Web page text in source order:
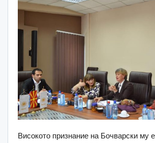
Високото признание на Бочварски му